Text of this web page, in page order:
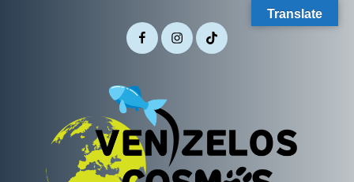
FacebookInstagram
TikTok
Translate